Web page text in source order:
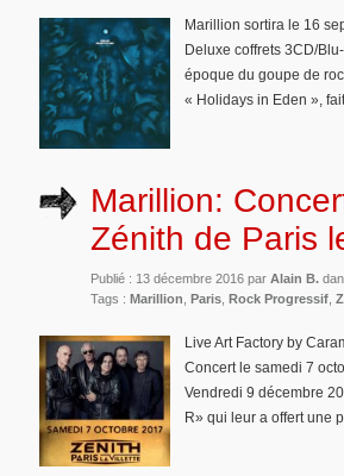
Marillion sortira le 16
Deluxe coffrets 3CD/
époque du goupe de
« Holidays in Eden »,
Marillion:
Zénith de Paris
Publié : 13 décembre 2016 par Alain B.
Tags : Marillion Paris Rock Progressif
Live Art Factory by
Concert le samedi 7
Vendredi 9 décembre
R» qui leur a offert une